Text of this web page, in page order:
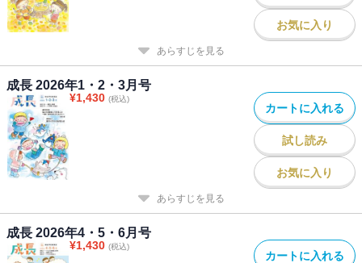
お気に入り
あらすじを見る
成長 2026年1・2・3月号
¥1,430 (税込)
カートに入れる
試し読み
お気に入り
あらすじを見る
成長 2026年4・5・6月号
¥1,430 (税込)
カートに入れる